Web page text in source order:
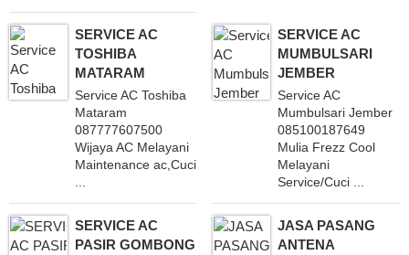
SERVICE AC
TOSHIBA
MATARAM
Service AC Toshiba
Mataram
087777607500
Wijaya AC Melayani
Maintenance ac,Cuci
SERVICE AC
MUMBULSARI
JEMBER
Service AC
Mumbulsari Jember
085100187649
Mulia Frezz Cool
Melayani
Service/Cuci ...
SERVICE AC
PASIR GOMBONG
JASA PASANG
ANTENA